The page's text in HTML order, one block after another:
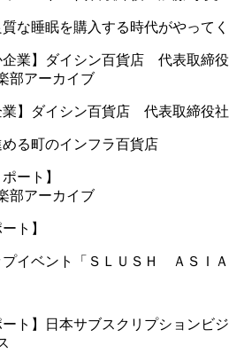
な睡眠を購入する時代がやって
部アーカイブ
業】ダイシン百貨店 代表取締役
る町のインフラ百貨店
部アーカイブ
ト】
プイベント「ＳＬＵＳＨ ＡＳＩ